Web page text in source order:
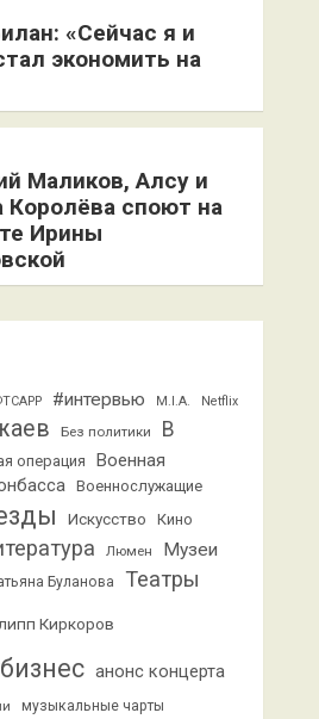
«Сейчас я и
экономить на
Маликов, Алсу и
Королёва споют на
Ирины
#интервью M.I.A. Netflix
Без политики
В
операция
Военная
Военнослужащие
Искусство Кино
Люмен Музеи
Буланова Театры
Киркоров
анонс концерта
музыкальные чарты